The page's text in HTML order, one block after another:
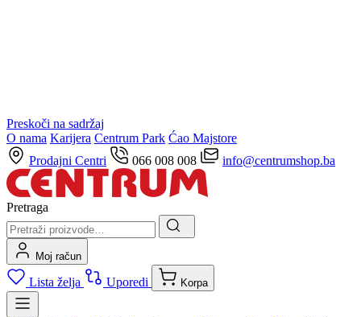
Preskoči na sadržaj
O nama Karijera Centrum Park Ćao Majstore
Prodajni Centri
066 008 008 info@centrumshop.ba
Pretraga
Moj račun
Lista želja Uporedi Korpa